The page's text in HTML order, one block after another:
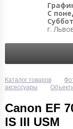
С
г.
Каталог товаров
аксессуары
Canon EF
IS III USM